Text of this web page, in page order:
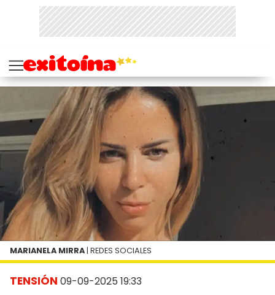
TENSIÓN 09-09-2025 19:33
MARIANELA MIRRA | REDES SOCIALES